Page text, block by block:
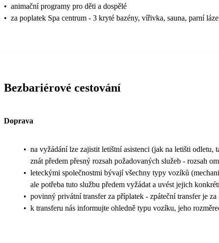
• animační programy pro děti a dospělé
• za poplatek Spa centrum - 3 kryté bazény, vířivka, sauna, parní
Bezbariérové cestování
Doprava
• na vyžádání lze zajistit letištní asistenci (jak na letišti odletu,
znát předem přesný rozsah požadovaných služeb - rozsah
• leteckými společnostmi bývají všechny typy vozíků
ale potřeba tuto službu předem vyžádat a uvést jejich
• povinný privátní transfer za příplatek - zpáteční transfer je
• k transferu nás informujte ohledně typu vozíku, jeho